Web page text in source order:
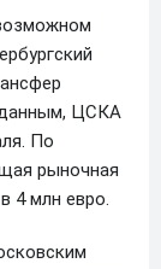
данным, ЦСКА
По
рыночная
4 млн евро.